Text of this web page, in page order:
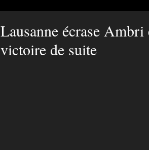
Lausanne écrase
victoire de suite